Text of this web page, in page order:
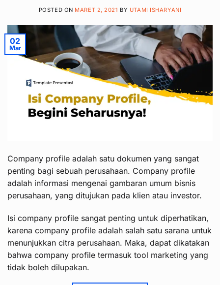
POSTED ON MARET 2, 2021 BY UTAMI ISHARYANI
02
Mar
Company profile adalah satu dokumen yang sangat
penting bagi sebuah perusahaan. Company profile
adalah informasi mengenai gambaran umum bisnis
perusahaan, yang ditujukan pada klien atau investor.
Isi company profile sangat penting untuk diperhatikan,
karena company profile adalah salah satu sarana untuk
menunjukkan citra perusahaan. Maka, dapat dikatakan
bahwa company profile termasuk tool marketing yang
tidak boleh dilupakan.